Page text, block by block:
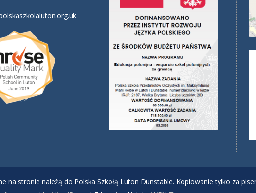
na stronie należą do Polska Szkołą Luton Dunstable. Kopiowanie tylko za